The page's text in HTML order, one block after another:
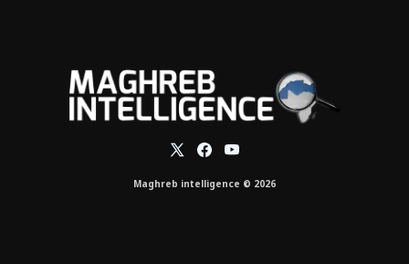
Maghreb intelligence © 2026